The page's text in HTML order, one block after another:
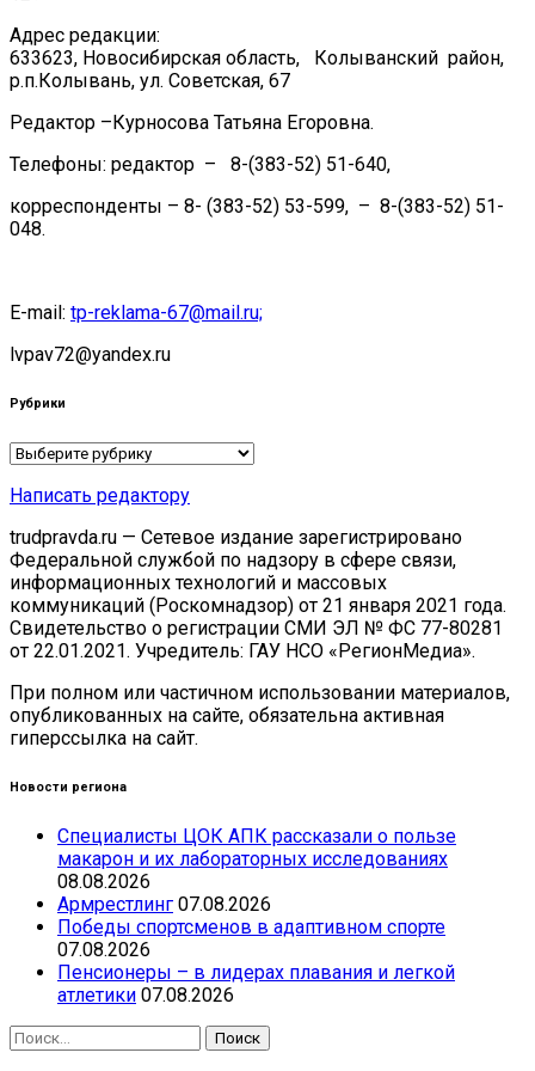
Адрес редакции:
633623, Новосибирская область, Колыванский район,
р.п.Колывань, ул. Советская, 67
Редактор –Курносова Татьяна Егоровна.
Телефоны: редактор – 8-(383-52) 51-640,
корреспонденты – 8- (383-52) 53-599, – 8-(383-52) 51-
048.
E-mail: tp-reklama-67@mail.ru;
lvpav72@yandex.ru
Рубрики
Рубрики
Написать редактору
trudpravda.ru — Сетевое издание зарегистрировано
Федеральной службой по надзору в сфере связи,
информационных технологий и массовых
коммуникаций (Роскомнадзор) от 21 января 2021 года.
Свидетельство о регистрации СМИ ЭЛ № ФС 77-80281
от 22.01.2021. Учредитель: ГАУ НСО «РегионМедиа».
При полном или частичном использовании материалов,
опубликованных на сайте, обязательна активная
гиперссылка на сайт.
Новости региона
Специалисты ЦОК АПК рассказали о пользе
макарон и их лабораторных исследованиях
08.08.2026
Армрестлинг 07.08.2026
Победы спортсменов в адаптивном спорте
07.08.2026
Пенсионеры – в лидерах плавания и легкой
атлетики 07.08.2026
Найти: